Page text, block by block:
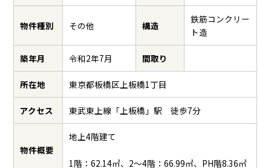
物件種別 その他 構造
鉄筋コンクリー
ト造
築年月 令和2年7月 間取り
所在地 東京都板橋区上板橋1丁目
アクセス 東武東上線「上板橋」駅 徒歩7分
物件概要
地上4階建て
1階：62.14㎡、2～4階：66.99㎡、PH階8.36㎡